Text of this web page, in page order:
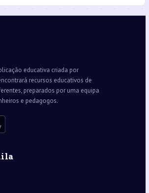
educativa criada por
recursos educativos de
preparados por uma equipa
e pedagogos.